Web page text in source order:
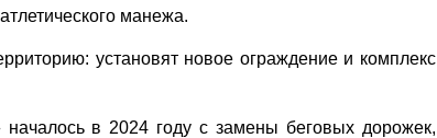
манежа.
установят новое ограждение и комплекс
в 2024 году с замены беговых дорожек,